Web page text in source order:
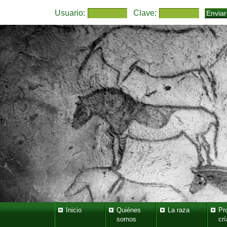
Usuario: Clave:
Inicio
Quiénes
somos
La raza